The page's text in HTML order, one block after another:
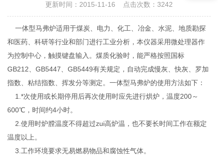
更新时间：2015-11-16 点击次数：3242
一体型马弗炉适用于煤炭、电力、化工、冶金、水泥、地质勘探
和医药、科研等行业和部门进行工业分析，本仪器采用微处理器作
为控制中心，触摸键盘输入。煤质化验时，能严格按照国标
GB212、GB5447、GB5449有关规定，自动完成慢灰、快灰、罗加
指数、粘结指数、挥发分等测定。一体型马弗炉的使用方法如下：
1.*次使用或长期停用后再次使用时应先进行烘炉，温度200～
600℃，时间约4小时。
2.使用时炉膛温度不得超过zui高炉温，也不要长时间工作在额定
温度以上。
3.工作环境要求无易燃易物品和腐蚀性气体。